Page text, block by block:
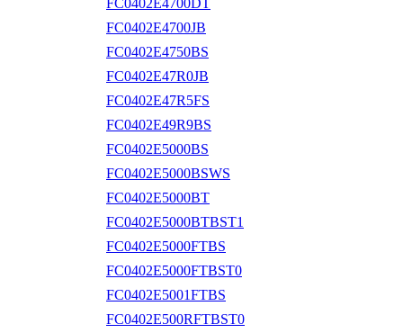
FC0402E4700JB
FC0402E4750BS
FC0402E47R0JB
FC0402E47R5FS
FC0402E49R9BS
FC0402E5000BS
FC0402E5000BSWS
FC0402E5000BT
FC0402E5000BTBST1
FC0402E5000FTBS
FC0402E5000FTBST0
FC0402E5001FTBS
FC0402E500RFTBST0